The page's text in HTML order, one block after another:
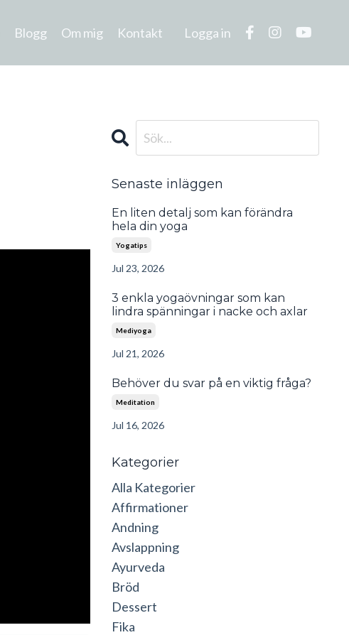
Blogg Om mig Kontakt Logga in
Senaste inläggen
En liten detalj som kan förändra
hela din yoga
Yogatips
Jul 23, 2026
3 enkla yogaövningar som kan
lindra spänningar i nacke och axlar
Mediyoga
Jul 21, 2026
Behöver du svar på en viktig fråga?
Meditation
Jul 16, 2026
Kategorier
Alla Kategorier
Affirmationer
Andning
Avslappning
Ayurveda
Bröd
Dessert
Fika